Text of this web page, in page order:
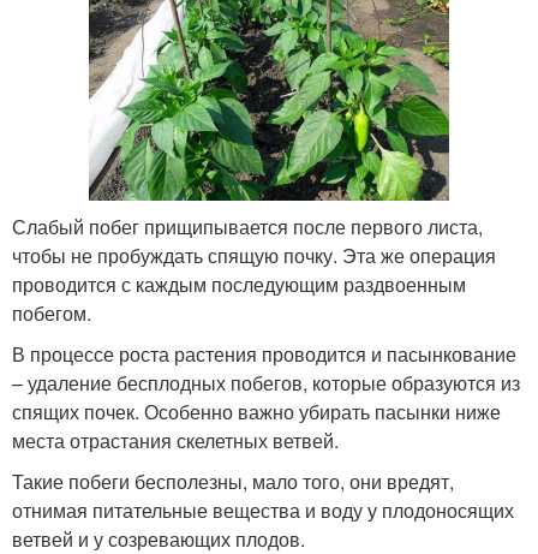
Слабый побег прищипывается после первого листа,
чтобы не пробуждать спящую почку. Эта же операция
проводится с каждым последующим раздвоенным
побегом.
В процессе роста растения проводится и пасынкование
– удаление бесплодных побегов, которые образуются из
спящих почек. Особенно важно убирать пасынки ниже
места отрастания скелетных ветвей.
Такие побеги бесполезны, мало того, они вредят,
отнимая питательные вещества и воду у плодоносящих
ветвей и у созревающих плодов.